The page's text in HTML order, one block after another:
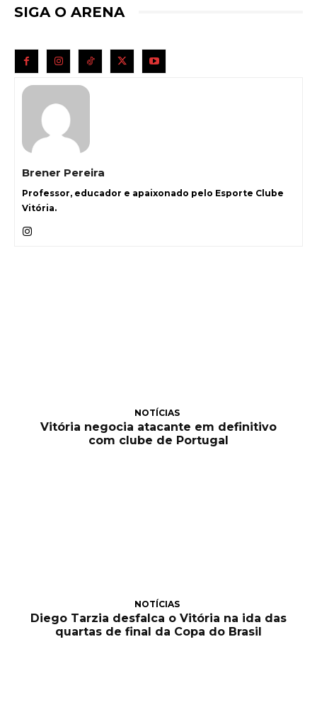
SIGA O ARENA
Brener Pereira
Professor, educador e apaixonado pelo Esporte Clube
Vitória.
NOTÍCIAS
Vitória negocia atacante em definitivo
com clube de Portugal
NOTÍCIAS
Diego Tarzia desfalca o Vitória na ida das
quartas de final da Copa do Brasil